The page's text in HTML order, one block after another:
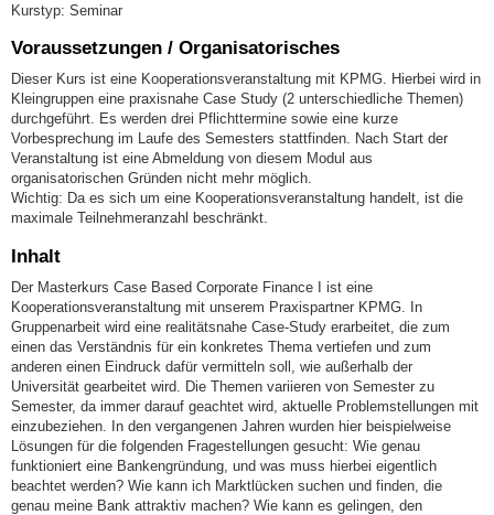
Kurstyp: Seminar
Voraussetzungen / Organisatorisches
Dieser Kurs ist eine Kooperationsveranstaltung mit KPMG. Hierbei wird in
Kleingruppen eine praxisnahe Case Study (2 unterschiedliche Themen)
durchgeführt. Es werden drei Pflichttermine sowie eine kurze
Vorbesprechung im Laufe des Semesters stattfinden. Nach Start der
Veranstaltung ist eine Abmeldung von diesem Modul aus
organisatorischen Gründen nicht mehr möglich.
Wichtig: Da es sich um eine Kooperationsveranstaltung handelt, ist die
maximale Teilnehmeranzahl beschränkt.
Inhalt
Der Masterkurs Case Based Corporate Finance I ist eine
Kooperationsveranstaltung mit unserem Praxispartner KPMG. In
Gruppenarbeit wird eine realitätsnahe Case-Study erarbeitet, die zum
einen das Verständnis für ein konkretes Thema vertiefen und zum
anderen einen Eindruck dafür vermitteln soll, wie außerhalb der
Universität gearbeitet wird. Die Themen variieren von Semester zu
Semester, da immer darauf geachtet wird, aktuelle Problemstellungen mit
einzubeziehen. In den vergangenen Jahren wurden hier beispielweise
Lösungen für die folgenden Fragestellungen gesucht: Wie genau
funktioniert eine Bankengründung, und was muss hierbei eigentlich
beachtet werden? Wie kann ich Marktlücken suchen und finden, die
genau meine Bank attraktiv machen? Wie kann es gelingen, den